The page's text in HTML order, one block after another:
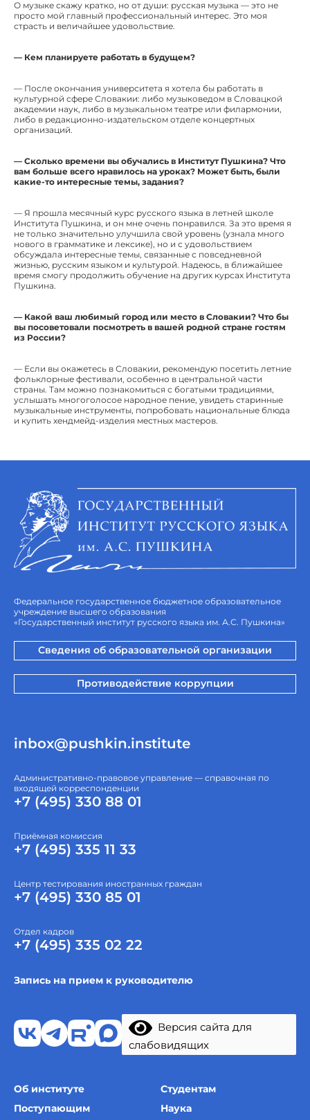
О музыке скажу кратко, но от души: русская музыка — это не
просто мой главный профессиональный интерес. Это моя
страсть и величайшее удовольствие.
— Кем планируете работать в будущем?
— После окончания университета я хотела бы работать в
культурной сфере Словакии: либо музыковедом в Словацкой
академии наук, либо в музыкальном театре или филармонии,
либо в редакционно-издательском отделе концертных
организаций.
— Сколько времени вы обучались в Институт Пушкина? Что
вам больше всего нравилось на уроках? Может быть, были
какие-то интересные темы, задания?
— Я прошла месячный курс русского языка в летней школе
Института Пушкина, и он мне очень понравился. За это время я
не только значительно улучшила свой уровень (узнала много
нового в грамматике и лексике), но и с удовольствием
обсуждала интересные темы, связанные с повседневной
жизнью, русским языком и культурой. Надеюсь, в ближайшее
время смогу продолжить обучение на других курсах Института
Пушкина.
— Какой ваш любимый город или место в Словакии? Что бы
вы посоветовали посмотреть в вашей родной стране гостям
из России?
— Если вы окажетесь в Словакии, рекомендую посетить летние
фольклорные фестивали, особенно в центральной части
страны. Там можно познакомиться с богатыми традициями,
услышать многоголосое народное пение, увидеть старинные
музыкальные инструменты, попробовать национальные блюда
и купить хендмейд-изделия местных мастеров.
Федеральное государственное бюджетное образовательное
учреждение высшего образования
«Государственный институт русского языка им. А.С. Пушкина»
Сведения об образовательной организации
Противодействие коррупции
inbox@pushkin.institute
Административно-правовое управление — справочная по
входящей корреспонденции
+7 (495) 330 88 01
Приёмная комиссия
+7 (495) 335 11 33
Центр тестирования иностранных граждан
+7 (495) 330 85 01
Отдел кадров
+7 (495) 335 02 22
Запись на прием к руководителю
Версия сайта для
слабовидящих
Об институте
Студентам
Поступающим
Наука